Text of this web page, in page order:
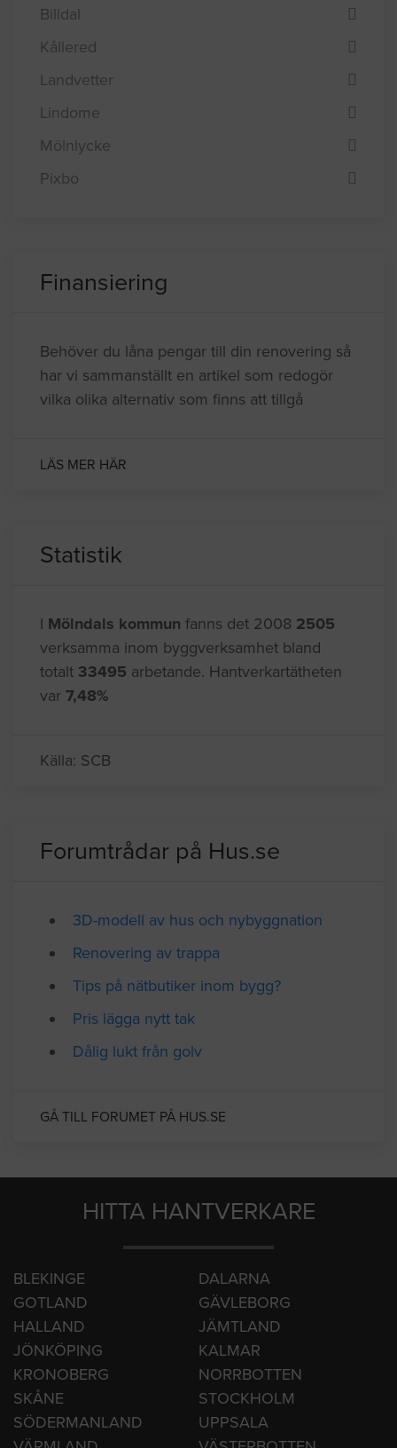
Billdal
Kållered
Landvetter
Lindome
Mölnlycke
Pixbo
Finansiering
Behöver du låna pengar till din renovering så
har vi sammanställt en artikel som redogör
vilka olika alternativ som finns att tillgå
LÄS MER HÄR
Statistik
I Mölndals kommun fanns det 2008 2505
verksamma inom byggverksamhet bland
totalt 33495 arbetande. Hantverkartätheten
var 7,48%
Källa: SCB
Forumtrådar på Hus.se
3D-modell av hus och nybyggnation
Renovering av trappa
Tips på nätbutiker inom bygg?
Pris lägga nytt tak
Dålig lukt från golv
GÅ TILL FORUMET PÅ HUS.SE
HITTA HANTVERKARE
BLEKINGE
DALARNA
GOTLAND
GÄVLEBORG
HALLAND
JÄMTLAND
JÖNKÖPING
KALMAR
KRONOBERG
NORRBOTTEN
SKÅNE
STOCKHOLM
SÖDERMANLAND
UPPSALA